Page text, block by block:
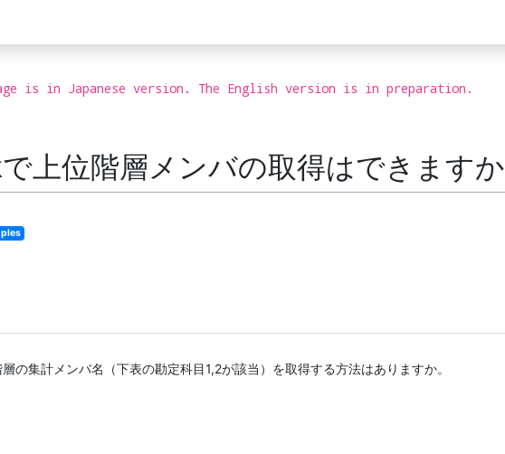
is in Japanese version. The English version is in preparation.
上位階層メンバの取得はできますか
の集計メンバ名（下表の勘定科目1,2が該当）を取得する方法はありますか。